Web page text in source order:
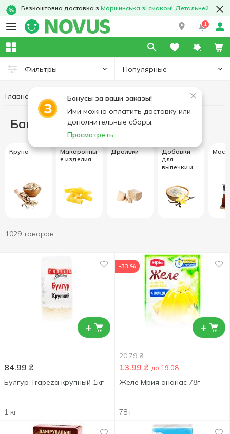
Безкоштовна доставка з Моршинська зі смаком! Детальней
1
Фильтры Популярные
Бонусы за ваши заказы!
Ими можно оплатить доставку или
дополнительные сборы.
Просмотреть
Главная Бакалея
Бакалея
Крупа
Макаронны
е изделия
Дрожжи
Добавки
для
выпечки и
1029 товаров
+
84.99 ₴
Булгур Trapeza крупный 1кг
1 кг
+
-33 %
20.79 ₴
13.99 ₴ до 19.08
Желе Мрия ананас 78г
78 г